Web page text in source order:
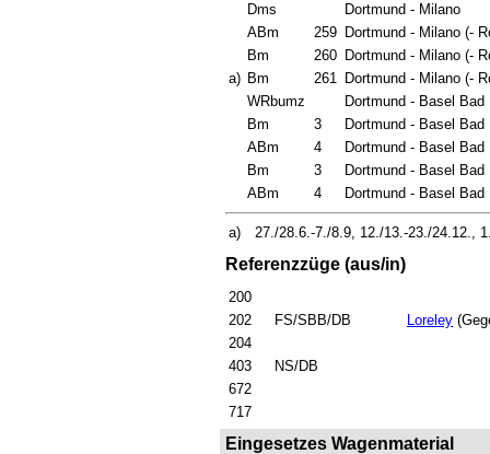
Dms
Dortmund - Milano
ABm
259 Dortmund - Milano (-
Bm
260 Dortmund - Milano (-
a) Bm 261 Dortmund - Milano (-
WRbumz
Dortmund - Basel Bad
Bm
3
Dortmund - Basel Bad
ABm
4
Dortmund - Basel Bad
Bm
3
Dortmund - Basel Bad
ABm
4 Dortmund - Basel Bad
a) 27./28.6.-7./8.9, 12./13.-23./24.12.,
Referenzzüge (aus/in)
200
202
FS/SBB/DB Loreley
204
403
NS/DB
672
717
Eingesetzes Wagenmaterial